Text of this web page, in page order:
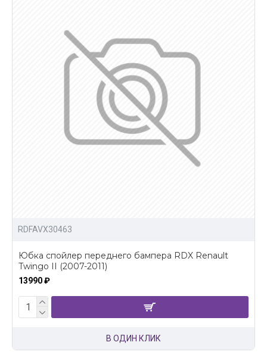
RDFAVX30463
Юбка спойлер переднего бампера RDX Renault
Twingo II (2007-2011)
13990 ₽
В ОДИН КЛИК